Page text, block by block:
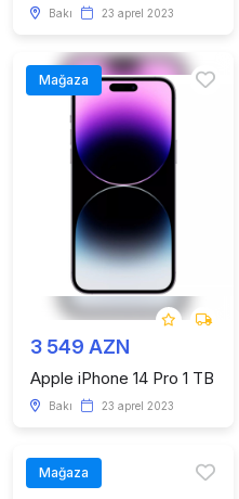
Bakı 23 aprel 2023
Mağaza
3 549 AZN
Apple iPhone 14 Pro 1 TB
Bakı 23 aprel 2023
Mağaza